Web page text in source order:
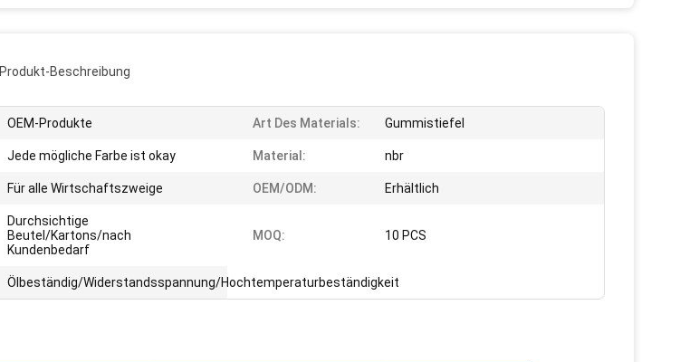
Produkt-Beschreibung
OEM-Produkte Art Des Materials: Gummistiefel
Jede mögliche Farbe ist okay Material: nbr
Für alle Wirtschaftszweige OEM/ODM: Erhältlich
Durchsichtige
Beutel/Kartons/nach
Kundenbedarf
MOQ: 10 PCS
Ölbeständig/Widerstandsspannung/Hochtemperaturbeständigkeit